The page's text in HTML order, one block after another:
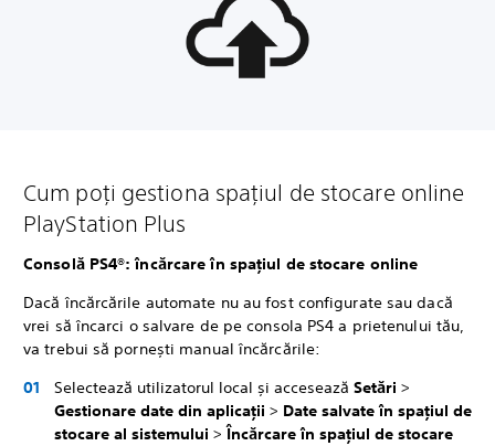
Cum poți gestiona spațiul de stocare online
PlayStation Plus
Consolă PS4®: încărcare în spațiul de stocare online
Dacă încărcările automate nu au fost configurate sau dacă
vrei să încarci o salvare de pe consola PS4 a prietenului tău,
va trebui să pornești manual încărcările:
Selectează utilizatorul local și accesează Setări >
Gestionare date din aplicații > Date salvate în spațiul de
stocare al sistemului >Încărcare în spațiul de stocare